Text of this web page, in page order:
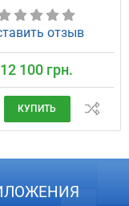
отзыв
12 100 грн.
КУПИТЬ